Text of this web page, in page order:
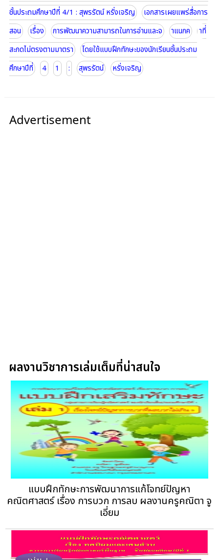
ชั้นประถมศึกษาปีที่ 4/1 : สุพรรัตน์ หรั่งเจริญ
เอกสารเผยแพร่สื่อการ
สอน
เรื่อง การพัฒนาความสามารถในการอ่านและจ าแนกค
าที่
สะกดไม่ตรงตามมาตรา
โดยใช้แบบฝึกทักษะของนักเรียนชั้นประถม
ศึกษาปีที่
4 1 : สุพรรัตน์ หรั่งเจริญ
Advertisement
ผลงานวิชาการเล่มเต็มที่น่าสนใจ
แบบฝึกทักษะการพัฒนาการแก้โจทย์ปัญหา
คณิตศาสตร์ เรื่อง การบวก การลบ ผลงานครูคณิตา จู
เอี่ยม